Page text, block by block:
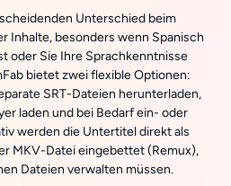
Unterschied beim
Inhalte, besonders wenn Spanisch
oder Sie Ihre Sprachkenntnisse
bietet zwei flexible Optionen:
SRT-Dateien herunterladen,
laden und bei Bedarf ein- oder
werden die Untertitel direkt als
MKV-Datei eingebettet (Remux),
Dateien verwalten müssen.